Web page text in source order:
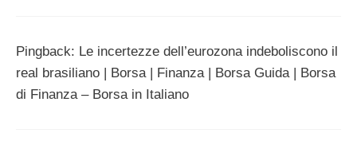
Pingback: Le incertezze dell’eurozona indeboliscono il
real brasiliano | Borsa | Finanza | Borsa Guida | Borsa
di Finanza – Borsa in Italiano